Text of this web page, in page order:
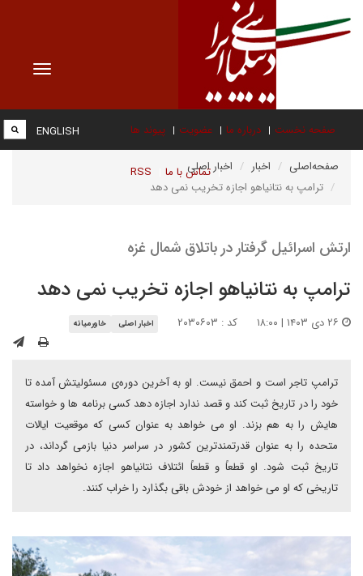
Toggle
صفحه نخست درباره ما عضویت پیوند ها
تماس با ما RSS
ENGLISH
صفحه‌اصلی اخبار
اخبار اصلی
ترامپ به نتانیاهو اجازه تخریب نمی دهد
ارتش اسرائیل گرفتار در باتلاق شمال غزه
ترامپ به نتانیاهو اجازه تخریب نمی دهد
کد : ۲۰۳۰۶۰۳ اخبار اصلی خاورمیانه
ترامپ تاجر است و احمق نیست. او به آخرین دوره‌ی مسئولیتش آمده تا
خود را در تاریخ ثبت کند و قصد ندارد اجازه دهد کسی برنامه ها و خواسته
هایش را به هم بزند. او می خواهد به عنوان کسی که موقعیت ایالات
متحده را به عنوان قدرتمندترین کشور در سراسر دنیا بازمی گرداند، در
تاریخ ثبت شود. او قطعاً و قطعاً ائتلاف نتانیاهو اجازه نخواهد داد تا
تاریخی که او می خواهد از خودش باقی بگذارد را خراب کنند.